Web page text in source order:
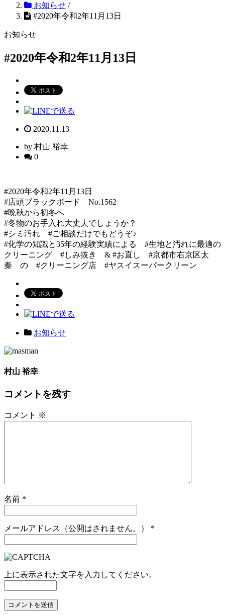
お知らせ /
#2020年令和2年11月13日
お知らせ
#2020年令和2年11月13日
2020.11.13
by 村山 裕幸
0
#2020年令和2年11月13日
#店頭ブラックボード No.1562
#晩秋から初冬へ
#冬物のお手入れ大丈夫でしょうか？
#シミ汚れ #ご相談だけでもどうぞ♪
#化学の知識と35年の経験実績による #生地と汚れに最適の
クリーニング #しみ抜き & #お直し #京都市右京区太
秦 の #クリーニング店 #ヤスイスーパークリーン
お知らせ
村山 裕幸
コメントを残す
コメント ※
名前 *
メールアドレス（公開はされません。） *
上に表示された文字を入力してください。